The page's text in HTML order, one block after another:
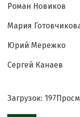
Роман Новиков
Мария
Юрий Мережко
Сергей Канаев
Загрузок: 197